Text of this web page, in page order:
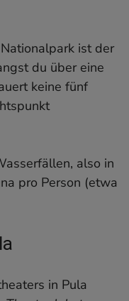
ist der
du über eine
keine fünf
also in
pro Person (etwa